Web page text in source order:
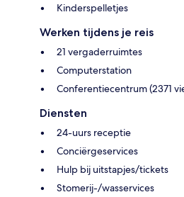
Kinderspelletjes
Werken tijdens je reis
21 vergaderruimtes
Computerstation
Conferentiecentrum (2371
Diensten
24-uurs receptie
Conciërgeservices
Hulp bij uitstapjes/tickets
Stomerij-/wasservices